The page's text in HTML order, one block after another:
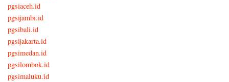
pgsiaceh.id
pgsijambi.id
pgsibali.id
pgsijakarta.id
pgsimedan.id
pgsilombok.id
pgsimaluku.id